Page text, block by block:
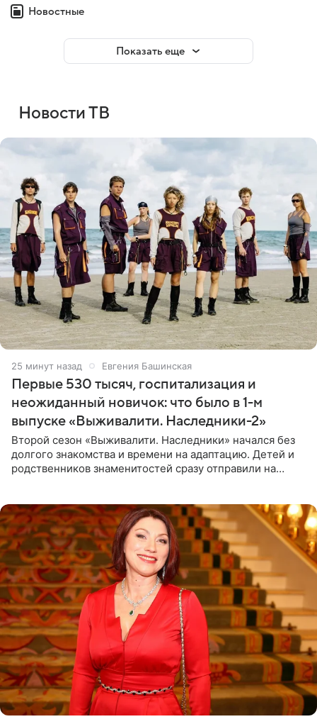
Новостные
Показать еще
Новости ТВ
25 минут назад Евгения Башинская
Первые 530 тысяч, госпитализация и
неожиданный новичок: что было в 1-м
выпуске «Выживалити. Наследники-2»
Второй сезон «Выживалити. Наследники» начался без
долгого знакомства и времени на адаптацию. Детей и
родственников знаменитостей сразу отправили на